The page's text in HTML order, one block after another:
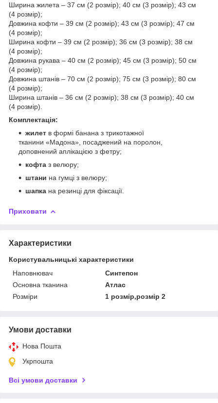
Ширина жилета – 37 см (2 розмір); 40 см (3 розмір); 43 см
(4 розмір);
Довжина кофти – 39 см (2 розмір); 43 см (3 розмір); 47 см
(4 розмір);
Ширина кофти – 39 см (2 розмір); 36 см (3 розмір); 38 см
(4 розмір);
Довжина рукава – 40 см (2 розмір); 45 см (3 розмір); 50 см
(4 розмір);
Довжина штанів – 70 см (2 розмір); 75 см (3 розмір); 80 см
(4 розмір);
Ширина штанів – 36 см (2 розмір); 38 см (3 розмір); 40 см
(4 розмір).
Комплектація:
жилет в формі банана з трикотажної
тканини «Мадона», посаджений на поролон,
доповнений аплікацією з фетру;
кофта з велюру;
штани на гумці з велюру;
шапка на резинці для фіксації.
Приховати
Характеристики
Користувальницькі характеристики
Наповнювач
Синтепон
Основна тканина
Атлас
Розміри
1 розмір,розмір 2
Умови доставки
Нова Пошта
Укрпошта
Всі умови доставки